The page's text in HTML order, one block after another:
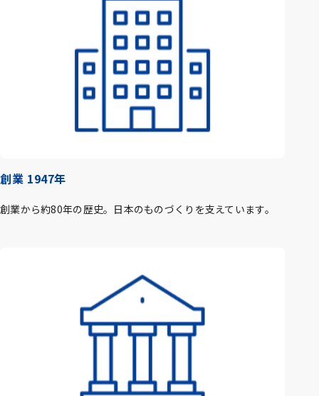
創業 1947年
創業から約80年の歴史。日本のものづくりを支えています。